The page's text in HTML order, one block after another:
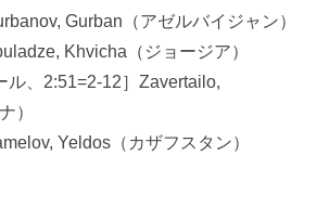
Gurban（アゼルバイジャン）
Khvicha（ジョージア）
、2:51=2-12］Zavertailo,
）
Yeldos（カザフスタン）